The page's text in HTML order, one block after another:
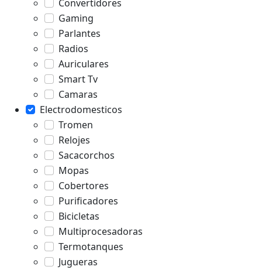
Convertidores
Gaming
Parlantes
Radios
Auriculares
Smart Tv
Camaras
Electrodomesticos
Tromen
Relojes
Sacacorchos
Mopas
Cobertores
Purificadores
Bicicletas
Multiprocesadoras
Termotanques
Jugueras